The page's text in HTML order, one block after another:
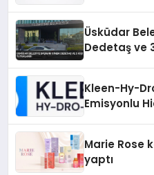
Üsküdar
Dedetaş ve
Kleen-Hy-
Emisyonlu
Marie Rose
yaptı